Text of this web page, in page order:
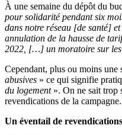
À une semaine du dépôt du
pour solidarité pendant six
dans notre réseau [de santé]
annulation de la hausse de
2022, […] un moratoire sur
Cependant, plus ou moins une
abusives » ce qui signifie
du logement». On ne sait trop
revendications de la
Un éventail de